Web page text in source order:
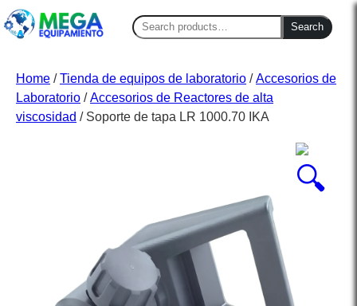
Search
for:
Search
Home /Tienda de equipos de laboratorio /Accesorios de
Laboratorio /Accesorios de Reactores de alta
viscosidad / Soporte de tapa LR 1000.70 IKA